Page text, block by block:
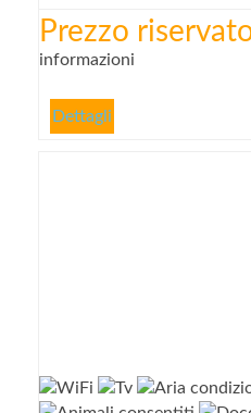
Prezzo
informazioni
Dettagli